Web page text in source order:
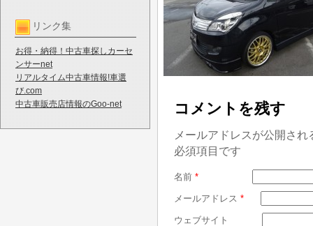
リンク集
お得・納得！中古車探しカーセ
ンサーnet
リアルタイム中古車情報!車選
び.com
中古車販売店情報のGoo-net
コメントを残す
メールアドレスが公開さ
必須項目です
名前 *
メールアドレス *
ウェブサイト